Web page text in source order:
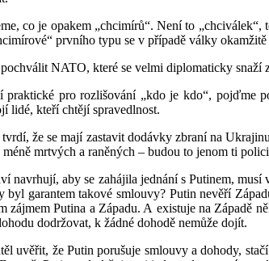
co je opakem „chcimírů“. Není to
prvního typu se v případě války
NATO, které se velmi diplomaticky snaží
praktické pro rozlišování „kdo je kdo“, pojďme
lidé, kteří chtějí spravedlnost.
že se mají zastavit dodávky zbraní na
mrtvých a raněných – budou to jenom ti
navrhují, aby se zahájila jednání s Putinem,
byl garantem takové smlouvy? Putin nevěří
zájmem Putina a Západu. A existuje na Západě
dodržovat, k žádné dohodě nemůže dojít.
uvěřit, že Putin porušuje smlouvy a dohody,